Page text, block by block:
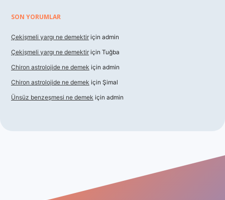
SON YORUMLAR
Çekişmeli yargı ne demektir için admin
Çekişmeli yargı ne demektir için Tuğba
Chiron astrolojide ne demek için admin
Chiron astrolojide ne demek için Şimal
Ünsüz benzeşmesi ne demek için admin